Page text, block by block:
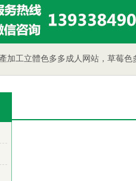
色多多成人网站，草莓色多多成人网站，瓜果蔬菜色多